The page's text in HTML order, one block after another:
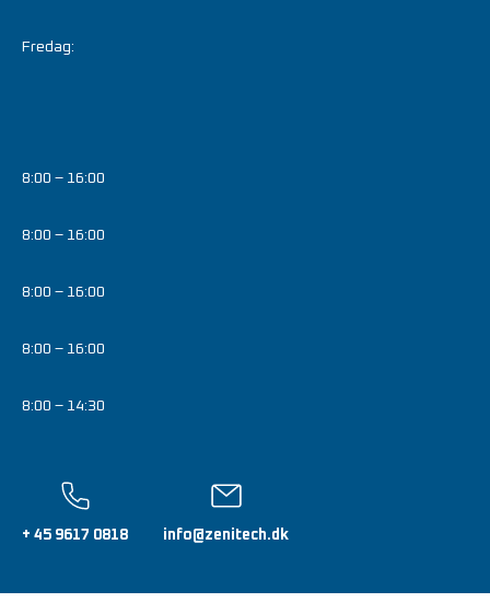
Fredag:
8:00 – 16:00
8:00 – 16:00
8:00 – 16:00
8:00 – 16:00
8:00 – 14:30
+ 45 9617 0818 info@zenitech.dk